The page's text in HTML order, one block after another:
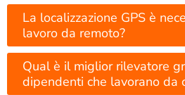
La localizzazione GPS è
lavoro da remoto?
Qual è il miglior rilevatore
dipendenti che lavorano da